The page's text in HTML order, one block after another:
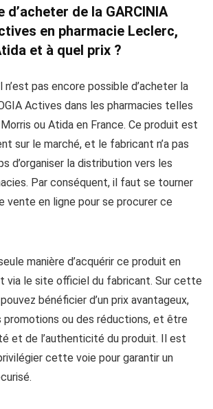
de la GARCINIA
en pharmacie Leclerc,
et à quel prix ?
n’est pas encore possible d’acheter la
Actives dans les pharmacies telles
ou Atida en France. Ce produit est
sur le marché, et le fabricant n’a pas
d’organiser la distribution vers les
Par conséquent, il faut se tourner
vente en ligne pour se procurer ce
manière d’acquérir ce produit en
via le site officiel du fabricant. Sur cette
bénéficier d’un prix avantageux,
promotions ou des réductions, et être
et de l’authenticité du produit. Il est
cette voie pour garantir un